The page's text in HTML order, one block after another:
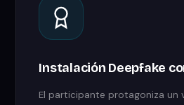
Instalación Deepfake
El participante protagoniza un